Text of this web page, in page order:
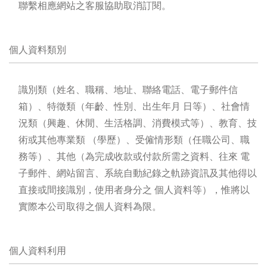
聯繫相應網站之客服協助取消訂閱。
個人資料類別
識別類（姓名、職稱、地址、聯絡電話、電子郵件信
箱）、特徵類（年齡、性別、出生年月 日等）、社會情
況類（興趣、休閒、生活格調、消費模式等）、教育、技
術或其他專業類 （學歷）、受僱情形類（任職公司、職
務等）、其他（為完成收款或付款所需之資料、往來 電
子郵件、網站留言、系統自動紀錄之軌跡資訊及其他得以
直接或間接識別，使用者身分之 個人資料等），惟將以
實際本公司取得之個人資料為限。
個人資料利用